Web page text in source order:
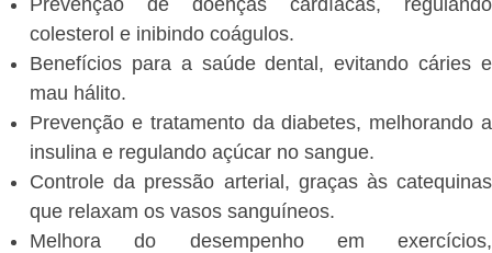
colesterol e inibindo coágulos.
Benefícios para a saúde dental, evitando cáries e
mau hálito.
Prevenção e tratamento da diabetes, melhorando a
insulina e regulando açúcar no sangue.
Controle da pressão arterial, graças às catequinas
que relaxam os vasos sanguíneos.
Melhora do desempenho em exercícios,